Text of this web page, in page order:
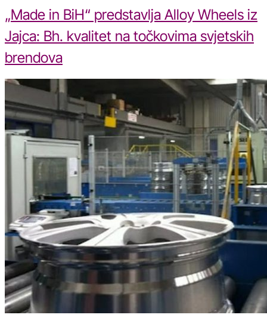
„Made in BiH“ predstavlja Alloy Wheels iz
Jajca: Bh. kvalitet na točkovima svjetskih
brendova